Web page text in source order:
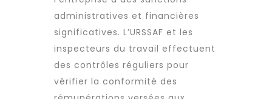
administratives et financières
significatives. L’URSSAF et les
inspecteurs du travail effectuent
des contrôles réguliers pour
vérifier la conformité des